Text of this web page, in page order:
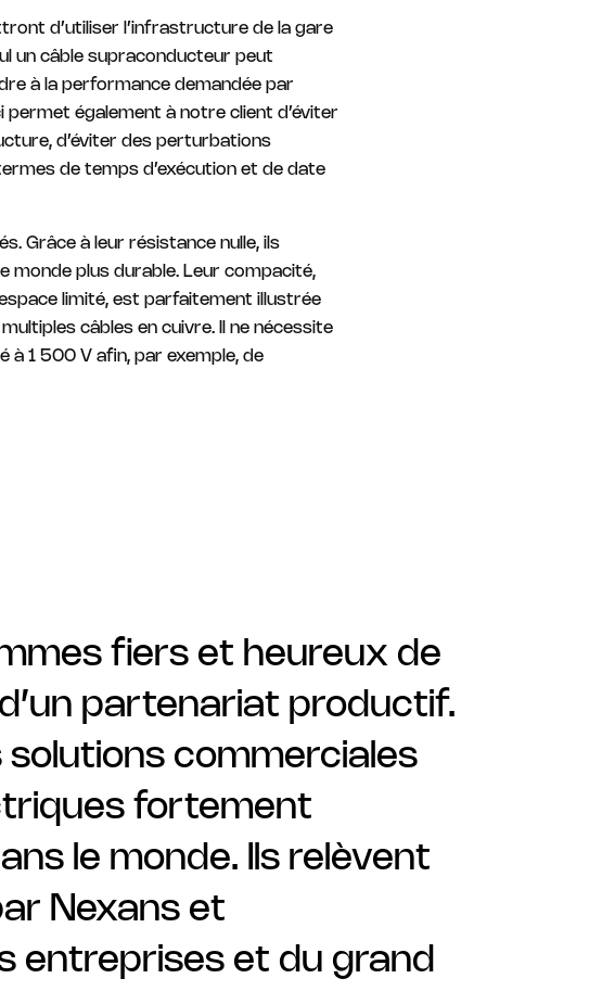
d’utiliser l’infrastructure de la gare
un câble supraconducteur peut
à la performance demandée par
permet également à notre client d’éviter
d’éviter des perturbations
de temps d’exécution et de date
Grâce à leur résistance nulle, ils
monde plus durable. Leur compacité,
limité, est parfaitement illustrée
câbles en cuivre. Il ne nécessite
à 1 500 V afin, par exemple, de
fiers et heureux de
partenariat productif.
commerciales
fortement
le monde. Ils relèvent
Nexans et
entreprises et du grand